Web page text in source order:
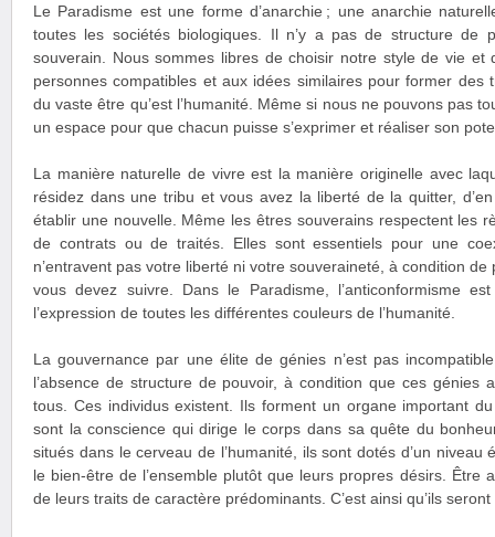
Le Paradisme est une forme d’anarchie ; une anarchie
toutes les sociétés biologiques. Il n’y a pas de structure de
souverain. Nous sommes libres de choisir notre style de vie et
personnes compatibles et aux idées similaires pour former des
du vaste être qu’est l’humanité. Même si nous ne pouvons pas
un espace pour que chacun puisse s’exprimer et réaliser son
La manière naturelle de vivre est la manière originelle avec
résidez dans une tribu et vous avez la liberté de la quitter,
établir une nouvelle. Même les êtres souverains respectent les
de contrats ou de traités. Elles sont essentiels pour une
n’entravent pas votre liberté ni votre souveraineté, à condition
vous devez suivre. Dans le Paradisme, l’anticonformisme
l’expression de toutes les différentes couleurs de l’humanité.
La gouvernance par une élite de génies n’est pas
l’absence de structure de pouvoir, à condition que ces génies
tous. Ces individus existent. Ils forment un organe important du
sont la conscience qui dirige le corps dans sa quête du
situés dans le cerveau de l’humanité, ils sont dotés d’un niveau
le bien-être de l’ensemble plutôt que leurs propres désirs. Être
de leurs traits de caractère prédominants. C’est ainsi qu’ils